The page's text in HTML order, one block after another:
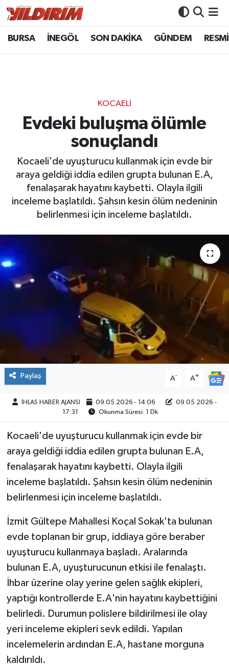
BURSA İNEGÖL SON DAKİKA GÜNDEM
KOCAELİ
Evdeki buluşma ölümle
sonuçlandı
Kocaeli'de uyuşturucu kullanmak için evde bir
araya geldiği iddia edilen grupta bulunan E.A,
fenalaşarak hayatını kaybetti. Olayla ilgili
inceleme başlatıldı. Şahsın kesin ölüm nedeninin
belirlenmesi için inceleme başlatıldı.
Paylaş A- A+
İHLAS HABER AJANSI 09.05.2026 - 14:06
09.05.2026 -
17:31
Okunma Süresi: 1 Dk
Kocaeli'de uyuşturucu kullanmak için evde bir
araya geldiği iddia edilen grupta bulunan E.A,
fenalaşarak hayatını kaybetti. Olayla ilgili
inceleme başlatıldı. Şahsın kesin ölüm nedeninin
belirlenmesi için inceleme başlatıldı.
İzmit Gültepe Mahallesi Koçal Sokak'ta bulunan
evde toplanan bir grup, iddiaya göre beraber
uyuşturucu kullanmaya başladı. Aralarında
bulunan E.A, uyuşturucunun etkisi ile fenalaştı.
İhbar üzerine olay yerine gelen sağlık ekipleri,
yaptığı kontrollerde E.A'nin hayatını kaybettiğini
belirledi. Durumun polislere bildirilmesi ile olay
yeri inceleme ekipleri sevk edildi. Yapılan
incelemelerin ardından E.A, hastane morguna
kaldırıldı.
BURSA
GÜNDEM
RESMİ İLANLAR
KÖŞE YAZILARI
SİYASET
Bursa Nöbetçi Eczaneler
Bursa Trafik Yoğunluk Haritası
Süper Lig Puan Durumu ve Fikstür
Tüm Manşetler
Son Dakika Haberleri